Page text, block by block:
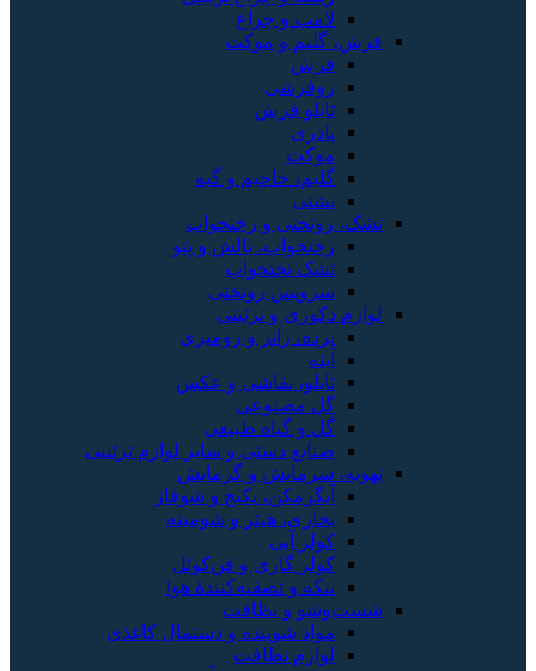
لامپ و چراغ
فرش، گلیم و موکت
فرش
روفرشی
تابلو فرش
پادری
موکت
گلیم، جاجیم و گبه
پشتی
تشک، روتختی و رختخواب
رختخواب، بالش و پتو
تشک تختخواب
سرویس روتختی
لوازم دکوری و تزئینی
پرده، رانر و رومیزی
آینه
تابلو، نقاشی و عکس
گل مصنوعی
گل و گیاه طبیعی
صنایع دستی و سایر لوازم تزئینی
تهویه، سرمایش و گرمایش
آبگرمکن، پکیج و شوفاژ
بخاری، هیتر و شومینه
کولر آبی
کولر گازی و فن‌کوئل
پنکه و تصفیه‌کنندهٔ هوا
شست‌وشو و نظافت
مواد شوینده و دستمال کاغذی
لوازم نظافت